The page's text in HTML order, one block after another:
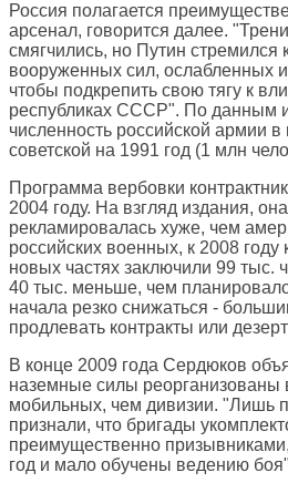
Россия полагается
арсенал, говорится далее.
смягчились, но Путин
вооруженных сил, ослабленных
чтобы подкрепить свою тягу к
республиках СССР". По данным
численность российской армии
советской на 1991 год (1 млн
Программа вербовки
2004 году. На взгляд издания,
рекламировалась хуже, чем
российских военных, к 2008 году
новых частях заключили 99 тыс.
40 тыс. меньше, чем
начала резко снижаться -
продлевать контракты или
В конце 2009 года Сердюков
наземные силы реорганизованы
мобильных, чем дивизии. "Лишь
признали, что бригады
преимущественно
год и мало обучены ведению